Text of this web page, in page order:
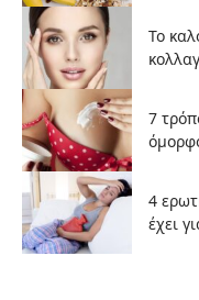
Το
7
4
έχει